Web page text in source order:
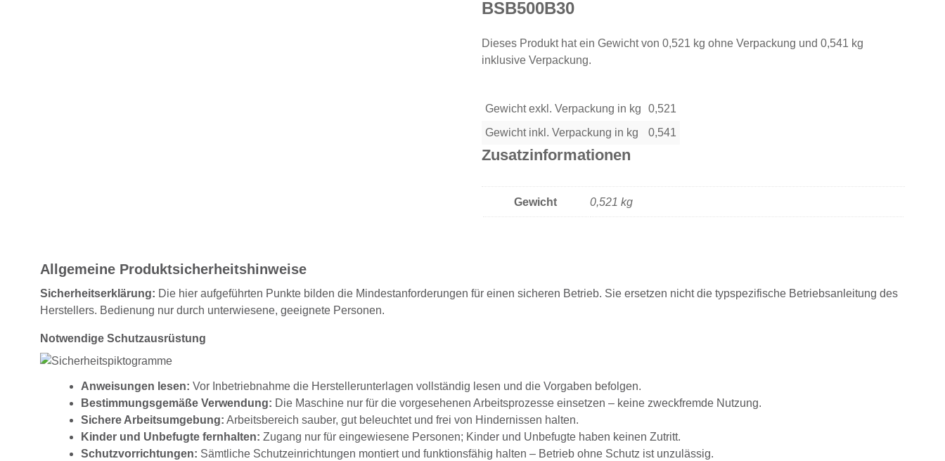
BSB500B30
Dieses Produkt hat ein Gewicht von 0,521 kg ohne Verpackung und 0,541 kg
inklusive Verpackung.
Gewicht exkl. Verpackung in kg
0,521
Gewicht inkl. Verpackung in kg
0,541
Zusatzinformationen
Gewicht 0,521 kg
Allgemeine Produktsicherheitshinweise
Sicherheitserklärung: Die hier aufgeführten Punkte bilden die Mindestanforderungen für einen sicheren Betrieb. Sie ersetzen nicht die typspezifische Betriebsanleitung des
Herstellers. Bedienung nur durch unterwiesene, geeignete Personen.
Notwendige Schutzausrüstung
Anweisungen lesen: Vor Inbetriebnahme die Herstellerunterlagen vollständig lesen und die Vorgaben befolgen.
Bestimmungsgemäße Verwendung: Die Maschine nur für die vorgesehenen Arbeitsprozesse einsetzen – keine zweckfremde Nutzung.
Sichere Arbeitsumgebung: Arbeitsbereich sauber, gut beleuchtet und frei von Hindernissen halten.
Kinder und Unbefugte fernhalten: Zugang nur für eingewiesene Personen; Kinder und Unbefugte haben keinen Zutritt.
Schutzvorrichtungen: Sämtliche Schutzeinrichtungen montiert und funktionsfähig halten – Betrieb ohne Schutz ist unzulässig.